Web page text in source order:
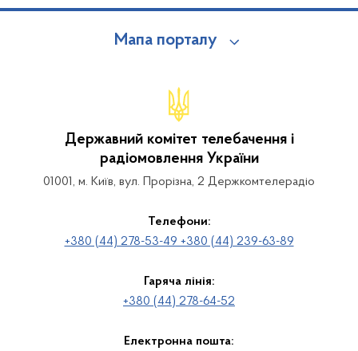
Мапа порталу
Державний комітет телебачення і
радіомовлення України
01001, м. Київ, вул. Прорізна, 2 Держкомтелерадіо
Телефони:
+380 (44) 278-53-49 +380 (44) 239-63-89
Гаряча лінія:
+380 (44) 278-64-52
Електронна пошта: